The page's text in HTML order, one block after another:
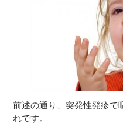
前述の通り、突発性発疹で
れです。